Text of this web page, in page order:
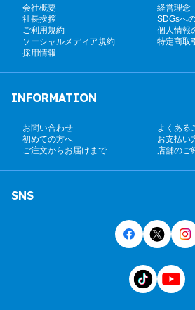
会社概要
経営理念
社長挨拶
SDGsへ
ご利用規約
個人情報
ソーシャルメディア規約
特定商取
採用情報
INFORMATION
お問い合わせ
よくある
初めての方へ
お支払い
ご注文からお届けまで
店舗のご
SNS